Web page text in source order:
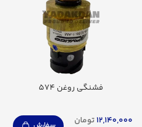
فشنگی روغن 574
12,140,000تومان